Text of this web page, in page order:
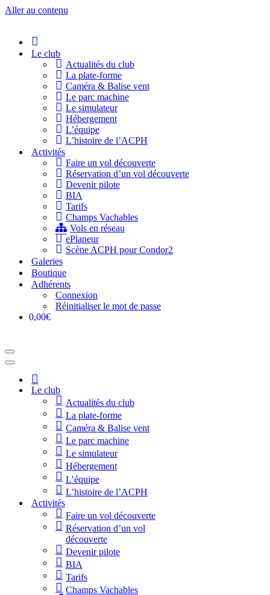
Aller au contenu
Le club
Actualités du club
La plate-forme
Caméra & Balise vent
Le parc machine
Le simulateur
Hébergement
L’équipe
L’histoire de l’ACPH
Activités
Faire un vol découverte
Réservation d’un vol découverte
Devenir pilote
BIA
Tarifs
Champs Vachables
Vols en réseau
ePlaneur
Scène ACPH pour Condor2
Galeries
Boutique
Adhérents
Connexion
Réinitialiser le mot de passe
0,00€
Menu
de
navigation
Menu
navigationAccueil
Le club
Actualités du club
La plate-forme
Caméra & Balise vent
Le parc machine
Le simulateur
Hébergement
L’équipe
L’histoire de l’ACPH
Activités
Faire un vol découverte
Réservation d’un vol
découverte
Devenir pilote
BIA
Tarifs
Champs Vachables